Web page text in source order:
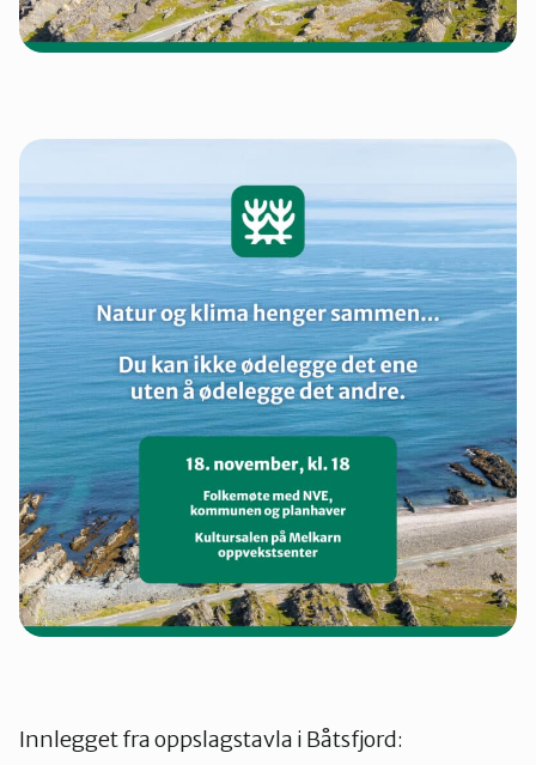
Innlegget fra oppslagstavla i Båtsfjord: